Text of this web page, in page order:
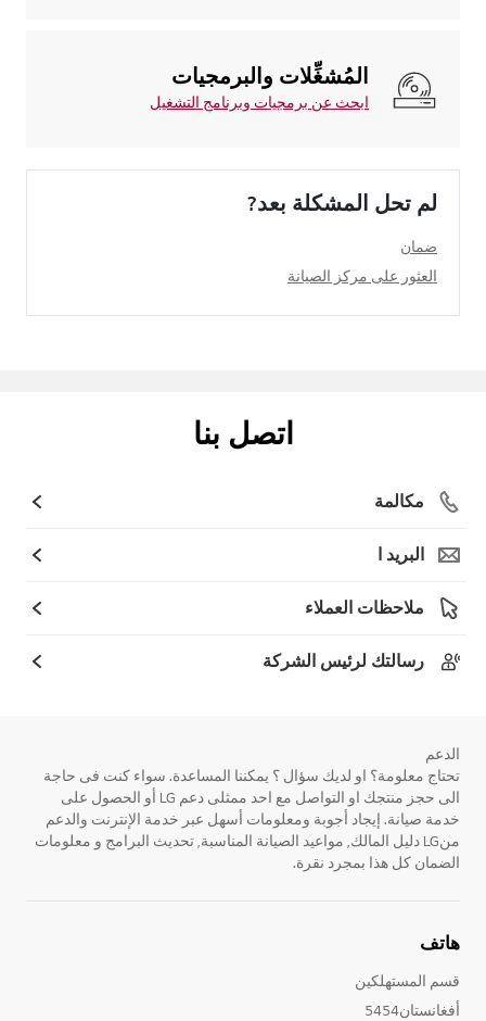
المُشغِّلات والبرمجيات
ابحث عن برمجيات وبرنامج التشغيل
لم تحل المشكلة بعد?
ضمان
العثور على مركز الصيانة
اتصل بنا
مكالمة
البريد ا
ملاحظات العملاء
رسالتك لرئيس الشركة
الدعم
تحتاج معلومة؟ او لديك سؤال ؟ يمكننا المساعدة. سواء كنت فى حاجة
الى حجز منتجك او التواصل مع احد ممثلى دعم LG أو الحصول على
خدمة صيانة. إيجاد أجوبة ومعلومات أسهل عبر خدمة الإنترنت والدعم
منLG دليل المالك, مواعيد الصيانة المناسبة, تحديث البرامج و معلومات
الضمان كل هذا بمجرد نقرة.
هاتف
قسم المستهلكين
أفغانستان5454